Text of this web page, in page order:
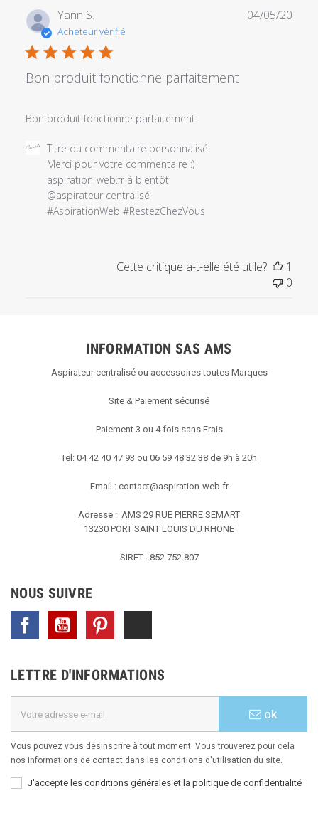
Yann S.
Acheteur vérifié
Bon produit fonctionne parfaitement
Bon produit fonctionne parfaitement
Commentaires
propriétaire
magasin
Titre du commentaire personnalisé
Merci pour votre commentaire :)
aspiration-web.fr à bientôt
@aspirateur centralisé
#AspirationWeb #RestezChezVous
04/05/20
Cette critique a-t-elle été utile?
1
0
INFORMATION SAS AMS
Aspirateur centralisé ou accessoires toutes Marques
Site & Paiement sécurisé
Paiement 3 ou 4 fois sans Frais
Tel: 04 42 40 47 93 ou 06 59 48 32 38 de 9h à 20h
Email : contact@aspiration-web.fr
Adresse : AMS 29 RUE PIERRE SEMART
13230 PORT SAINT LOUIS DU RHONE
SIRET : 852 752 807
NOUS SUIVRE
Facebook YouTube
LETTRE D'INFORMATIONS
ok
Vous pouvez vous désinscrire à tout moment. Vous trouverez pour cela
nos informations de contact dans les conditions d'utilisation du site.
J'accepte les conditions générales et la politique de confidentialité